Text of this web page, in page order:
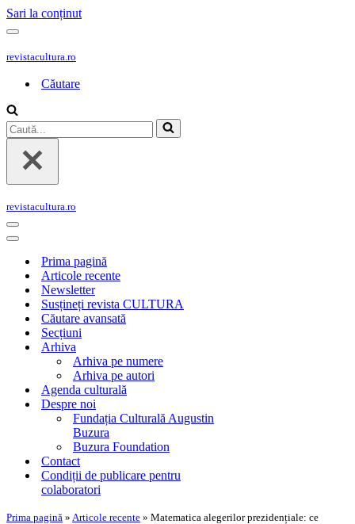
Sari la conținut
Meniu
navigare
revistacultura.ro
Căutare
Caută...
revistacultura.ro
Meniu
de
Meniu
navigarePrima pagină
Articole recente
Newsletter
Susțineți revista CULTURA
Căutare avansată
Secțiuni
Arhiva
Arhiva pe numere
Arhiva pe autori
Agenda culturală
Despre noi
Fundația Culturală Augustin
Buzura
Buzura Foundation
Contact
Condiții de publicare pentru
colaboratori
Prima pagină » Articole recente » Matematica alegerilor prezidențiale: ce